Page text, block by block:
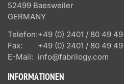
52499 Baesweiler
GERMANY
Telefon:+49 (0) 2401 / 80 49 49
Fax:
+49 (0) 2401 / 80 49
E-Mail: info@fabrilogy.com
INFORMATIONEN